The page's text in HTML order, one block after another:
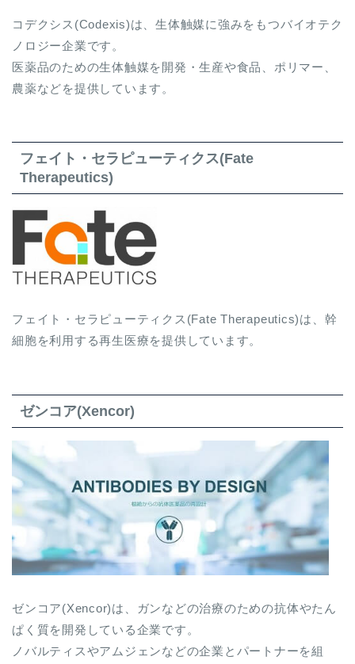
コデクシス(Codexis)は、生体触媒に強みをもつバイオテク
ノロジー企業です。
医薬品のための生体触媒を開発・生産や食品、ポリマー、
農薬などを提供しています。
フェイト・セラピューティクス(Fate
Therapeutics)
フェイト・セラピューティクス(Fate Therapeutics)は、幹
細胞を利用する再生医療を提供しています。
ゼンコア(Xencor)
ゼンコア(Xencor)は、ガンなどの治療のための抗体やたん
ぱく質を開発している企業です。
ノバルティスやアムジェンなどの企業とパートナーを組